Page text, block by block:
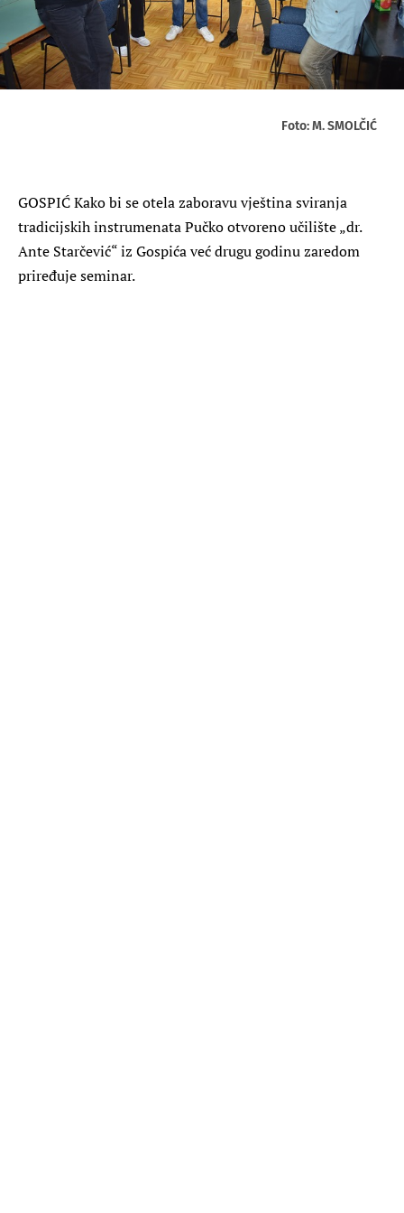
Foto: M. SMOLČIĆ
GOSPIĆKako bi se otela zaboravu vještina sviranja
tradicijskih instrumenata Pučko otvoreno učilište „dr.
Ante Starčević“ iz Gospića već drugu godinu zaredom
priređuje seminar.